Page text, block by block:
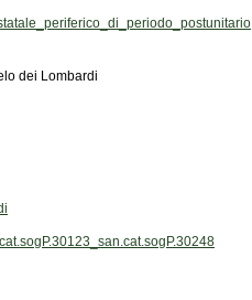
dei Lombardi